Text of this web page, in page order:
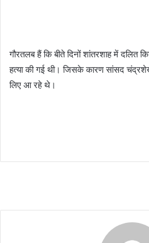
गौरतलब हैं कि बीते दिनों शांतरशाह में दलित
हत्या की गई थी। जिसके कारण सांसद
लिए आ रहे थे।